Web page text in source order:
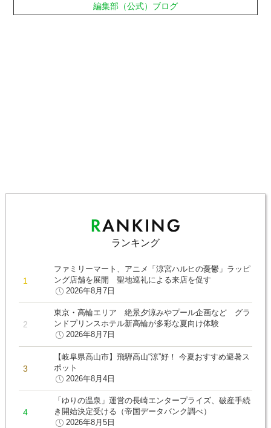
編集部（公式）ブログ
ランキング
ファミリーマート、アニメ「涼宮ハルヒの憂鬱」ラッピ
ング店舗を展開 聖地巡礼による来店を促す
2026年8月7日
東京・高輪エリア 絶景夕涼みやプール企画など グラ
ンドプリンスホテル新高輪が多彩な夏向け体験
2026年8月7日
【岐阜県高山市】飛騨高山“涼”好！ 今夏おすすめ避暑ス
ポット
2026年8月4日
「ゆりの温泉」運営の長崎エンタープライズ、破産手続
き開始決定受ける（帝国データバンク調べ）
2026年8月5日